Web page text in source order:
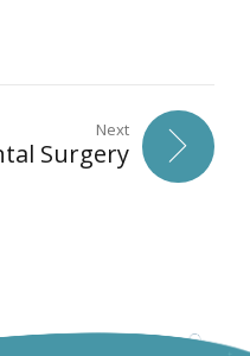
Next
Surgery